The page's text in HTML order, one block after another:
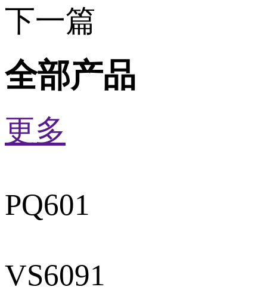
下一篇
全部产品
更多
PQ601
VS6091